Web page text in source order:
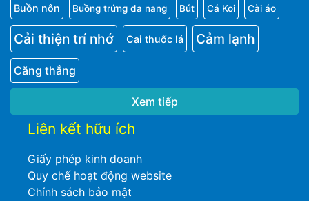
Buồn nôn Buồng trứng đa nang Bút Cá Koi Cài áo
Cải thiện trí nhớ Cai thuốc lá Cảm lạnh
Căng thẳng
Xem tiếp
Liên kết hữu ích
Giấy phép kinh doanh
Quy chế hoạt động website
Chính sách bảo mật